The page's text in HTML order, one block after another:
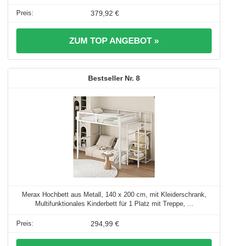
379,92 €
ZUM TOP ANGEBOT »
8
Merax Hochbett aus Metall, 140 x 200 cm, mit Kleiderschrank,
Multifunktionales Kinderbett für 1 Platz mit Treppe, ...
294,99 €